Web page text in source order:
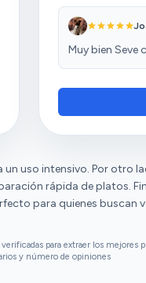
Muy bien Seve
uso intensivo. Por otro
rápida de platos.
para quienes buscan
para extraer los mejores
y número de opiniones